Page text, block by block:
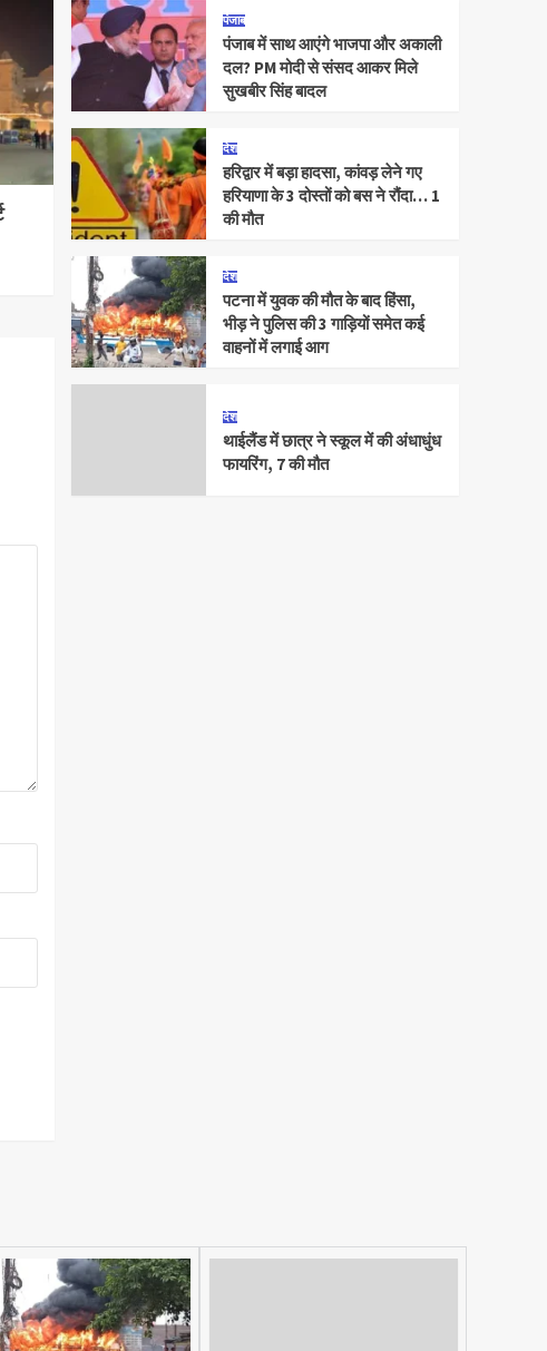
पंजाब
पंजाब में साथ आएंगे भाजपा और अकाली
दल? PM मोदी से संसद आकर मिले
सुखबीर सिंह बादल
देश
हरिद्वार में बड़ा हादसा, कांवड़ लेने गए
हरियाणा के 3 दोस्तों को बस ने रौंदा… 1
की मौत
देश
पटना में युवक की मौत के बाद हिंसा,
भीड़ ने पुलिस की 3 गाड़ियों समेत कई
वाहनों में लगाई आग
देश
थाईलैंड में छात्र ने स्कूल में की अंधाधुंध
फायरिंग, 7 की मौत